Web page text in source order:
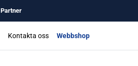
Partner
Kontakta oss Webbshop